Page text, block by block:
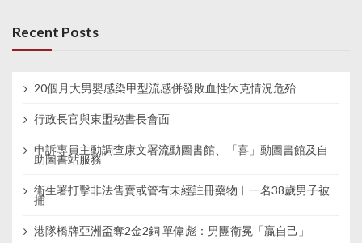
Recent Posts
20個月大男嬰感染甲型流感併發敗血性休克情況危殆
行政長官與東盟秘書長會面
申訴專員主動調查康文署流動圖書館、「喜」動圖書館及自
助圖書站服務
衞生署打擊非法售賣或管有未經註冊藥物︱一名38歲男子被
捕
港隊橋牌亞洲盃奪2金2銅 單偉彪：男團衛冕「贏自己」